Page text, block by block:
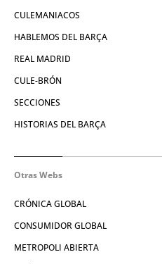
CULEMANIACOS
HABLEMOS DEL BARÇA
REAL MADRID
CULE-BRÓN
SECCIONES
HISTORIAS DEL BARÇA
Otras Webs
CRÓNICA GLOBAL
CONSUMIDOR GLOBAL
METROPOLI ABIERTA